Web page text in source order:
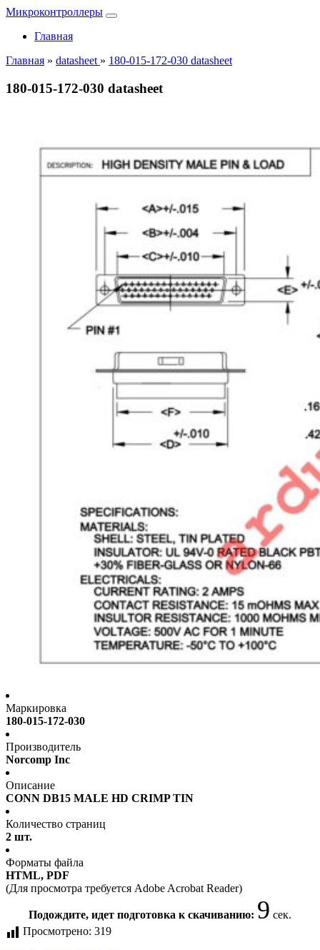
Микроконтроллеры
Главная
Главная » datasheet » 180-015-172-030 datasheet
180-015-172-030 datasheet
Маркировка
180-015-172-030
Производитель
Norcomp Inc
Описание
CONN DB15 MALE HD CRIMP TIN
Количество страниц
2 шт.
Форматы файла
HTML, PDF
(Для просмотра требуется Adobe Acrobat Reader)
Подождите, идет подготовка к скачиванию: 9 сек.
Просмотрено: 319